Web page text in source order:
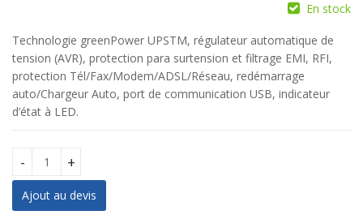
En stock
Technologie greenPower UPSTM, régulateur automatique de
tension (AVR), protection para surtension et filtrage EMI, RFI,
protection Tél/Fax/Modem/ADSL/Réseau, redémarrage
auto/Chargeur Auto, port de communication USB, indicateur
d’état à LED.
Onduleur NITRAM Leader 1500 NGA quantity
Ajout au devis